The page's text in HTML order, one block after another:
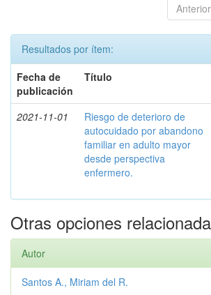
Anterior
Resultados por ítem:
Fecha de
publicación
Título
2021-11-01
Riesgo de deterioro de
autocuidado por abandono
familiar en adulto mayor
desde perspectiva
enfermero.
Otras opciones
Autor
Santos A., Miriam del R.